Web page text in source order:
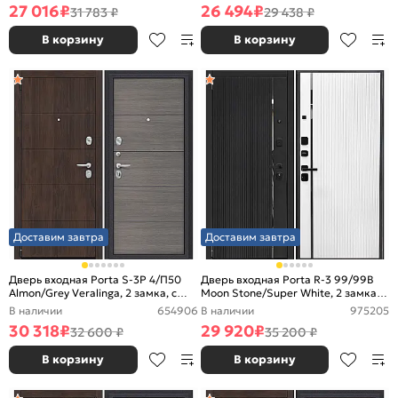
27 016₽31 783 ₽
В корзину
26 494₽29 438 ₽
В корзину
Доставим завтра
Дверь входная Porta S-3P 4/П50
Almon/Grey Veralinga, 2 замка, с
ночной задвижкой
В наличии 654906
30 318₽32 600 ₽
В корзину
Доставим завтра
Дверь входная Porta R-3 99/99B
Moon Stone/Super White, 2 замка, с
ночной задвижкой
В наличии 975205
29 920₽35 200 ₽
В корзину